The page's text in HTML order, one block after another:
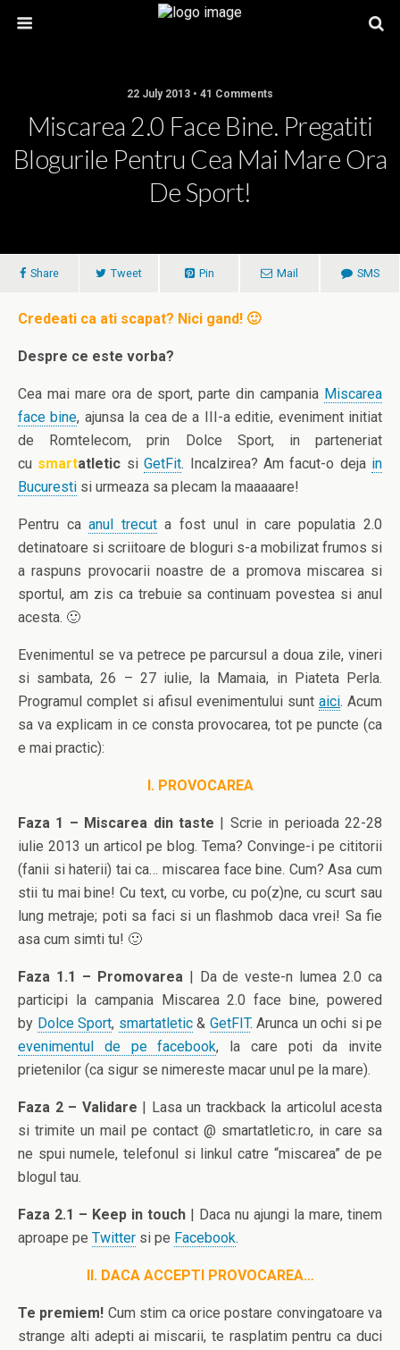
22 July 2013 • 41 Comments
Miscarea 2.0 Face Bine. Pregatiti
Blogurile Pentru Cea Mai Mare Ora
De Sport!
Share Tweet Pin Mail SMS
Credeati ca ati scapat? Nici gand! 🙂
Despre ce este vorba?
Cea mai mare ora de sport, parte din campania Miscarea
face bine, ajunsa la cea de a III-a editie, eveniment initiat
de Romtelecom, prin Dolce Sport, in parteneriat
cu smartatletic siGetFit. Incalzirea? Am facut-o deja in
Bucuresti si urmeaza sa plecam la maaaaare!
Pentru caanul trecuta fost unul in care populatia 2.0
detinatoare si scriitoare de bloguri s-a mobilizat frumos si
a raspuns provocarii noastre de a promova miscarea si
sportul, am zis ca trebuie sa continuam povestea si anul
acesta. 🙂
Evenimentul se va petrece pe parcursul a doua zile, vineri
si sambata, 26 – 27 iulie, la Mamaia, in Piateta Perla.
Programul complet si afisul evenimentului sunt aici. Acum
sa va explicam in ce consta provocarea, tot pe puncte (ca
e mai practic):
I. PROVOCAREA
Faza 1 – Miscarea din taste | Scrie in perioada 22-28
iulie 2013 un articol pe blog. Tema? Convinge-i pe cititorii
(fanii si haterii) tai ca… miscarea face bine. Cum? Asa cum
stii tu mai bine! Cu text, cu vorbe, cu po(z)ne, cu scurt sau
lung metraje; poti sa faci si un flashmob daca vrei! Sa fie
asa cum simti tu! 🙂
Faza 1.1 – Promovarea| Da de veste-n lumea 2.0 ca
participi la campania Miscarea 2.0 face bine, powered
by Dolce Sport, smartatletic& GetFIT. Arunca un ochi si pe
evenimentul de pe facebook, la care poti da invite
prietenilor (ca sigur se nimereste macar unul pe la mare).
Faza 2 – Validare | Lasa un trackback la articolul acesta
si trimite un mail pe contact @ smartatletic.ro, in care sa
ne spui numele, telefonul si linkul catre “miscarea” de pe
blogul tau.
Faza 2.1 – Keep in touch | Daca nu ajungi la mare, tinem
aproape pe Twitter si pe Facebook.
II. DACA ACCEPTI PROVOCAREA…
Te premiem! Cum stim ca orice postare convingatoare va
strange alti adepti ai miscarii, te rasplatim pentru ca duci